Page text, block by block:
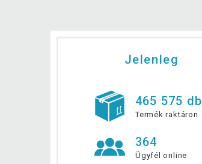
Jelenleg
465 575 db
Termék raktáron
364
Ügyfél online